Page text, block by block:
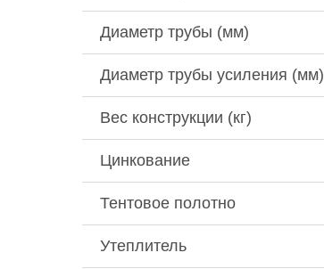
Диаметр трубы (мм)
Диаметр трубы усиления (мм)
Вес конструкции (кг)
Цинкование
Тентовое полотно
Утеплитель